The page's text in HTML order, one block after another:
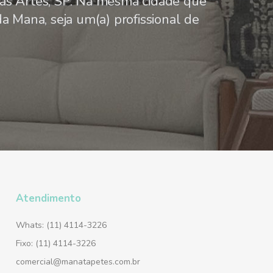
Mana, seja um(a) profissional de
Atendimento
Whats: (11) 4114-3226
Fixo: (11) 4114-3226
comercial@manatapetes.com.br